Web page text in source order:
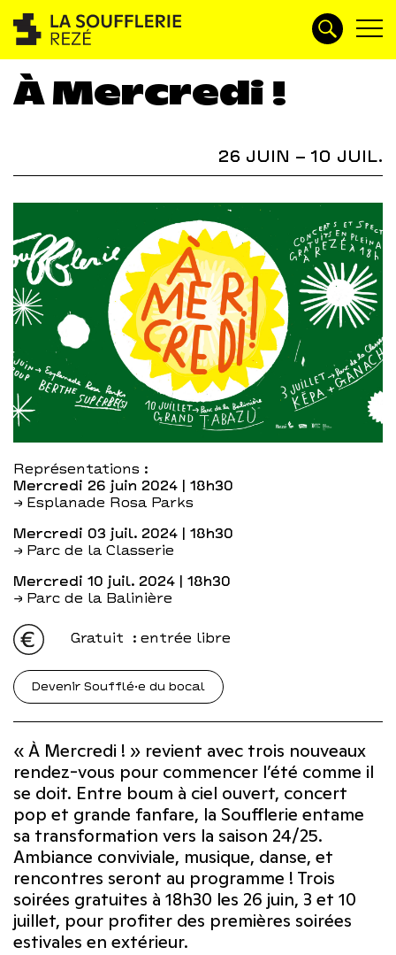
À Mercredi !
26 JUIN – 10 JUIL.
Représentations :
mercredi 26 juin 2024 | 18h30
→ Esplanade Rosa Parks
mercredi 03 juil. 2024 | 18h30
→ Parc de la Classerie
mercredi 10 juil. 2024 | 18h30
→ Parc de la Balinière
Gratuit : entrée libre
Devenir Soufflé·e du bocal
« À Mercredi ! » revient avec trois nouveaux
rendez-vous pour commencer l’été comme il
se doit. Entre boum à ciel ouvert, concert
pop et grande fanfare, la Soufflerie entame
sa transformation vers la saison 24/25.
Ambiance conviviale, musique, danse, et
rencontres seront au programme ! Trois
soirées gratuites à 18h30 les 26 juin, 3 et 10
juillet, pour profiter des premières soirées
estivales en extérieur.